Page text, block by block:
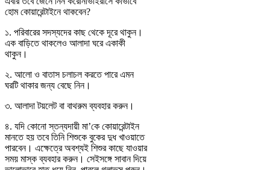
হোম কোয়ারেন্টাইনে থাকবেন?
১. পরিবারের সদস্যদের কাছ থেকে দূরে থাকুন।
এক বাড়িতে থাকলেও আলাদা ঘরে একাকী
থাকুন।
২. আলো ও বাতাস চলাচল করতে পারে এমন
ঘরটি থাকার জন্য বেছে নিন।
৩. আলাদা টয়লেট বা বাথরুম ব্যবহার করুন।
৪. যদি কোনো স্তন্যদায়ী মা’কে কোয়ারেন্টাইন
মানতে হয় তবে তিনি শিশুকে বুকের দুধ খাওয়াতে
পারবেন। এক্ষেত্রে অবশ্যই শিশুর কাছে যাওয়ার
সময় মাস্ক ব্যবহার করুন। সেইসঙ্গে সাবান দিয়ে